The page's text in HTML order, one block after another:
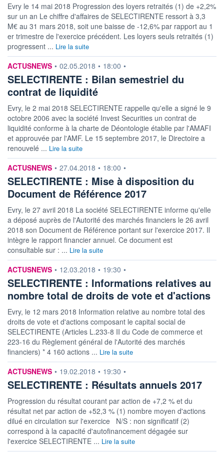
Evry le 14 mai 2018 Progression des loyers retraités (1) de +2,2%
sur un an Le chiffre d'affaires de SELECTIRENTE ressort à 3,3
M€ au 31 mars 2018, soit une baisse de -12,6% par rapport au 1
er trimestre de l'exercice précédent. Les loyers seuls retraités (1)
progressent ... Lire la suite
information fournie par
ACTUSNEWS • 02.05.2018 • 18:00 •
SELECTIRENTE : Bilan semestriel du
contrat de liquidité
Evry, le 2 mai 2018 SELECTIRENTE rappelle qu'elle a signé le 9
octobre 2006 avec la société Invest Securities un contrat de
liquidité conforme à la charte de Déontologie établie par l'AMAFI
et approuvée par l'AMF. Le 15 septembre 2017, le Directoire a
renouvelé ... Lire la suite
information fournie par
ACTUSNEWS • 27.04.2018 • 18:00 •
SELECTIRENTE : Mise à disposition du
Document de Référence 2017
Evry, le 27 avril 2018 La société SELECTIRENTE informe qu'elle
a déposé auprès de l'Autorité des marchés financiers le 26 avril
2018 son Document de Référence portant sur l'exercice 2017. Il
intègre le rapport financier annuel. Ce document est
consultable sur : ... Lire la suite
information fournie par
ACTUSNEWS • 12.03.2018 • 19:30 •
SELECTIRENTE : Informations relatives au
nombre total de droits de vote et d'actions
Evry, le 12 mars 2018 Information relative au nombre total des
droits de vote et d'actions composant le capital social de
SELECTIRENTE (Articles L.233-8 II du Code de commerce et
223-16 du Règlement général de l'Autorité des marchés
financiers) * 4 160 actions ... Lire la suite
information fournie par
ACTUSNEWS • 19.02.2018 • 19:30 •
SELECTIRENTE : Résultats annuels 2017
Progression du résultat courant par action de +7,2 % et du
résultat net par action de +52,3 % (1) nombre moyen d'actions
dilué en circulation sur l'exercice N/S : non significatif (2)
correspond à la capacité d'autofinancement dégagée sur
l'exercice SELECTIRENTE ... Lire la suite